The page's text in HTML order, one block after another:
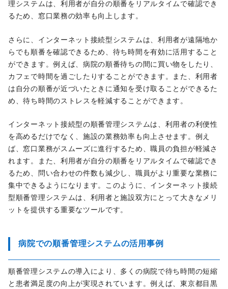
理システムは、利用者が自分の順番をリアルタイムで確認でき
るため、窓口業務の効率も向上します。
さらに、インターネット接続型システムは、利用者が遠隔地か
らでも順番を確認できるため、待ち時間を有効に活用すること
ができます。例えば、病院の順番待ちの間に買い物をしたり、
カフェで時間を過ごしたりすることができます。また、利用者
は自分の順番が近づいたときに通知を受け取ることができるた
め、待ち時間のストレスを軽減することができます。
インターネット接続型の順番管理システムは、利用者の利便性
を高めるだけでなく、施設の業務効率も向上させます。例え
ば、窓口業務がスムーズに進行するため、職員の負担が軽減さ
れます。また、利用者が自分の順番をリアルタイムで確認でき
るため、問い合わせの件数も減少し、職員がより重要な業務に
集中できるようになります。このように、インターネット接続
型順番管理システムは、利用者と施設双方にとって大きなメリ
ットを提供する重要なツールです。
病院での順番管理システムの活用事例
順番管理システムの導入により、多くの病院で待ち時間の短縮
と患者満足度の向上が実現されています。例えば、東京都目黒